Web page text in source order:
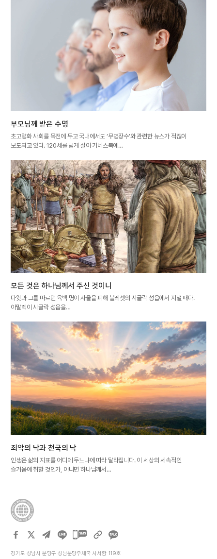
부모님께 받은 수명
초고령화 사회를 목전에 두고 국내에서도 ‘무병장수’와 관련한 뉴스가 적잖이
보도되고 있다. 120세를 넘게 살아 기네스북에…
모든 것은 하나님께서 주신 것이니
다윗과 그를 따르던 육백 명이 사울을 피해 블레셋의 시글락 성읍에서 지낼 때다.
아말렉이 시글락 성읍을…
죄악의 낙과 천국의 낙
인생은 삶의 지표를 어디에 두느냐에 따라 달라집니다. 이 세상의 세속적인
즐거움에 취할 것인가, 아니면 하나님께서…
카카오톡
경기도 성남시 분당구 성남분당우체국 사서함 119호